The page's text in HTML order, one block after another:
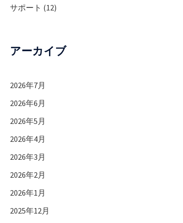
サポート (12)
アーカイブ
2026年7月
2026年6月
2026年5月
2026年4月
2026年3月
2026年2月
2026年1月
2025年12月